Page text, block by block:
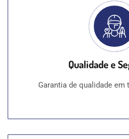
Qualidade e
Garantia de qualidade